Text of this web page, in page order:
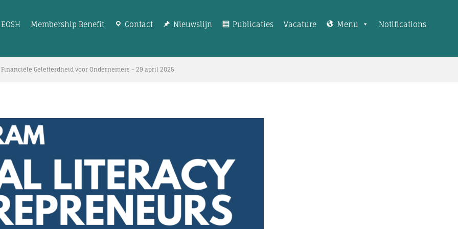
EOSH Membership Benefit Contact Nieuwslijn Publicaties Vacature Menu Notifications
Geletterdheid voor Ondernemers – 29 april 2025